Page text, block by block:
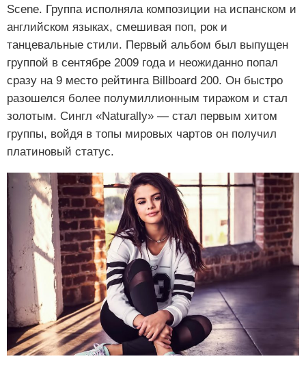
Scene. Группа исполняла композиции на испанском и
английском языках, смешивая поп, рок и
танцевальные стили. Первый альбом был выпущен
группой в сентябре 2009 года и неожиданно попал
сразу на 9 место рейтинга Billboard 200. Он быстро
разошелся более полумиллионным тиражом и стал
золотым. Сингл «Naturally» — стал первым хитом
группы, войдя в топы мировых чартов он получил
платиновый статус.